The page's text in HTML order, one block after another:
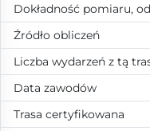
Dokładność pomiaru,
Źródło obliczeń
Liczba wydarzeń z tą
Data zawodów
Trasa certyfikowana